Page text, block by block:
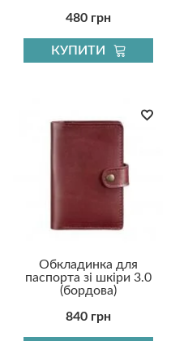
480 грн
КУПИТИ
Обкладинка для
паспорта зі шкіри 3.0
(бордова)
840 грн